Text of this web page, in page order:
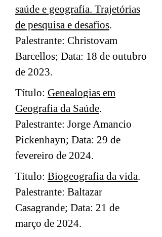
saúde e geografia. Trajetórias
de pesquisa e desafios.
Palestrante: Christovam
Barcellos; Data: 18 de outubro
de 2023.
Título: Genealogias em
Geografia da Saúde.
Palestrante: Jorge Amancio
Pickenhayn; Data: 29 de
fevereiro de 2024.
Título: Biogeografia da vida.
Palestrante: Baltazar
Casagrande; Data: 21 de
março de 2024.